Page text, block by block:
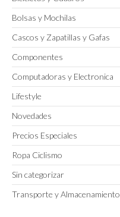
Bolsas y Mochilas
Cascos y Zapatillas y Gafas
Componentes
Computadoras y Electronica
Lifestyle
Novedades
Precios Especiales
Ropa Ciclismo
Sin categorizar
Transporte y Almacenamiento